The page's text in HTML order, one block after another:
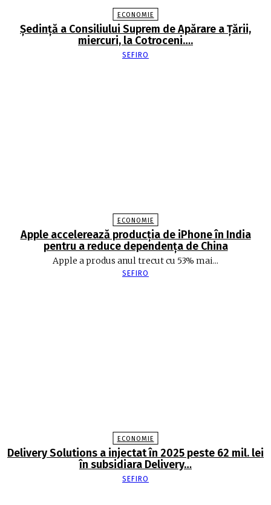
ECONOMIE
Şedinţă a Consiliului Suprem de Apărare a Ţării,
miercuri, la Cotroceni….
SEFIRO
ECONOMIE
Apple accelerează producția de iPhone în India
pentru a reduce dependența de China
Apple a produs anul trecut cu 53% mai...
SEFIRO
ECONOMIE
Delivery Solutions a injectat în 2025 peste 62 mil. lei
în subsidiara Delivery…
SEFIRO